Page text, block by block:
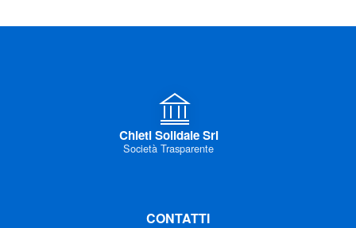
Chieti Solidale Srl
Società Trasparente
CONTATTI